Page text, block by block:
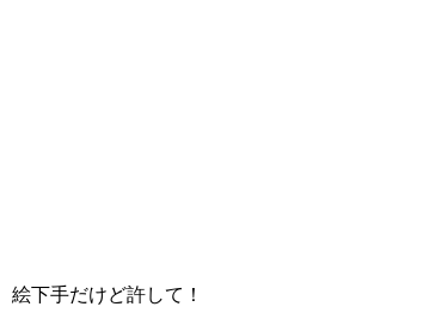
下手だけど許して！